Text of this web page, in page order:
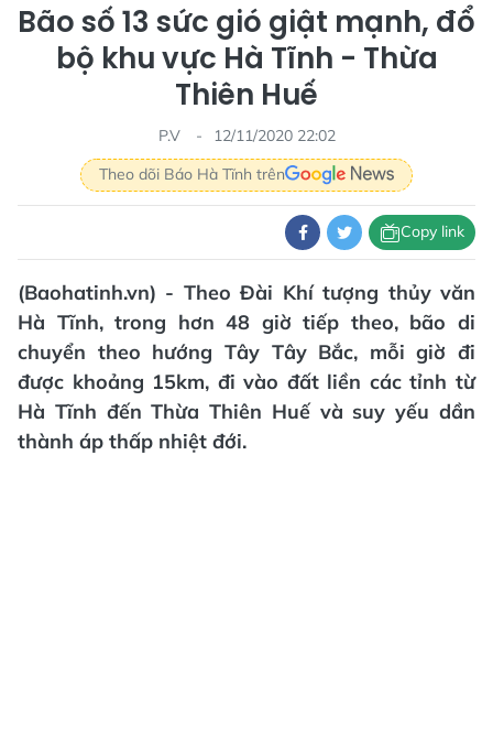
Bão số 13 sức gió giật mạnh, đổ
bộ khu vực Hà Tĩnh - Thừa
Thiên Huế
P.V
12/11/2020 22:02
Theo dõi Báo Hà Tĩnh trên
Copy link
(Baohatinh.vn) - Theo Đài Khí tượng thủy văn
Hà Tĩnh, trong hơn 48 giờ tiếp theo, bão di
chuyển theo hướng Tây Tây Bắc, mỗi giờ đi
được khoảng 15km, đi vào đất liền các tỉnh từ
Hà Tĩnh đến Thừa Thiên Huế và suy yếu dần
thành áp thấp nhiệt đới.